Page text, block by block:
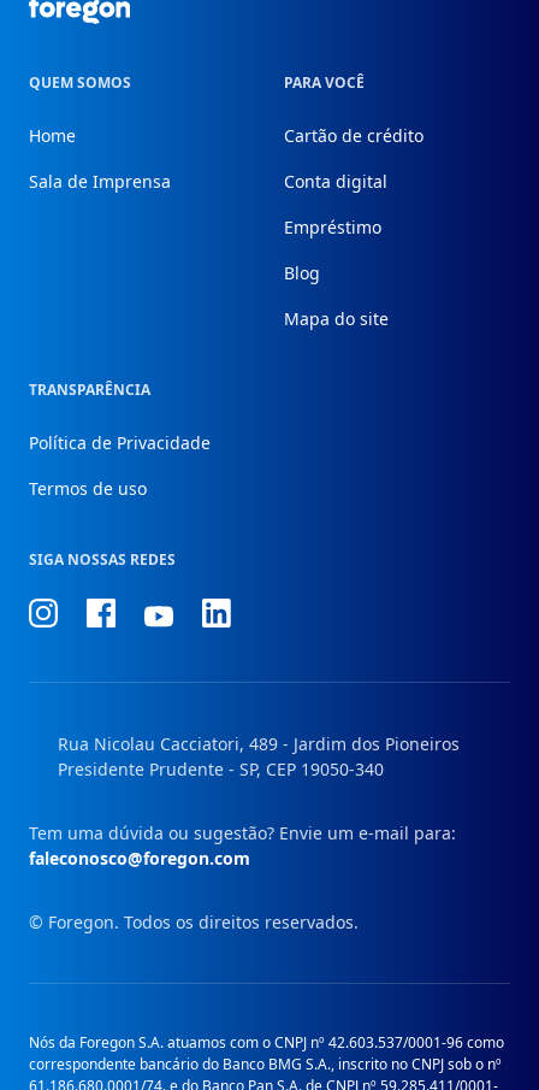
Foregon.com
QUEM SOMOS
Home
Sala de Imprensa
PARA VOCÊ
Cartão de crédito
Conta digital
Empréstimo
Blog
Mapa do site
TRANSPARÊNCIA
Política de Privacidade
Termos de uso
SIGA NOSSAS REDES
ConheçaConheçaConheçaConheça
Rua Nicolau Cacciatori, 489 - Jardim dos Pioneiros
Presidente Prudente - SP, CEP 19050-340
Tem uma dúvida ou sugestão? Envie um e-mail para:
faleconosco@foregon.com
© Foregon. Todos os direitos reservados.
Nós da Foregon S.A. atuamos com o CNPJ nº 42.603.537/0001-96 como
correspondente bancário do Banco BMG S.A., inscrito no CNPJ sob o nº
61.186.680.0001/74. e do Banco Pan S.A. de CNPJ nº 59.285.411/0001-